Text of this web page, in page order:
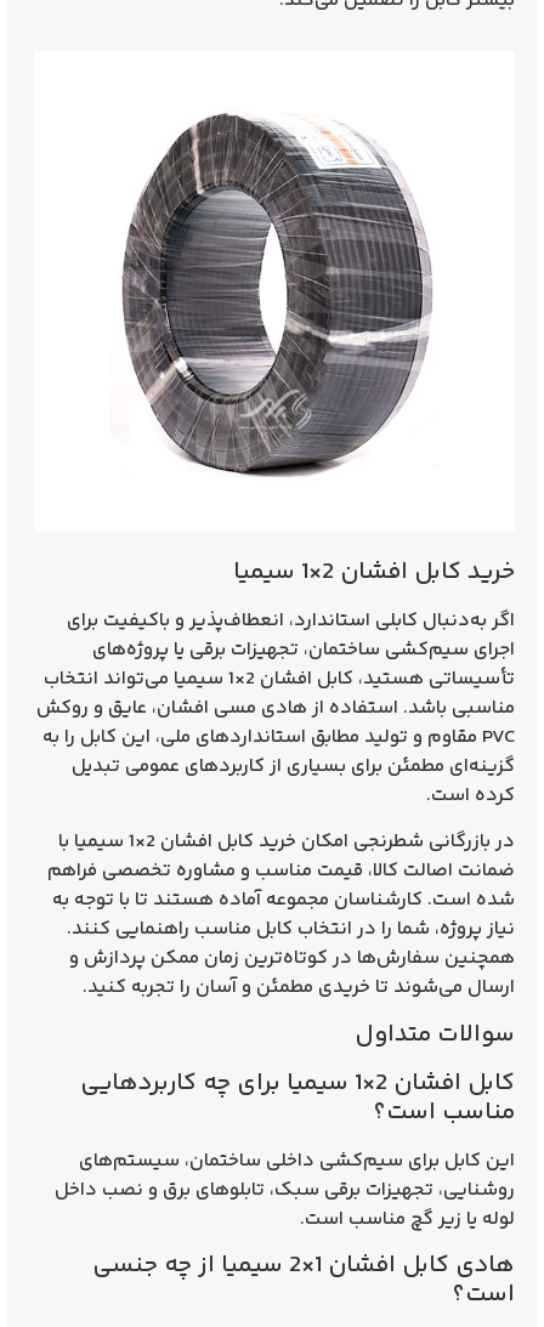
خرید کابل افشان 2×1 سیمیا
اگر به‌دنبال کابلی استاندارد، انعطاف‌پذیر و باکیفیت برای
اجرای سیم‌کشی ساختمان، تجهیزات برقی یا پروژه‌های
تأسیساتی هستید، کابل افشان 2×1 سیمیا
می‌تواند انتخاب
مناسبی باشد. استفاده از هادی مسی افشان، عایق و روکش
PVC مقاوم و تولید مطابق استانداردهای ملی، این کابل را به
گزینه‌ای مطمئن برای بسیاری از کاربردهای عمومی تبدیل
کرده است.
دربازرگانی شطرنجی
امکان خرید کابل افشان 2×1 سیمیا با
ضمانت اصالت کالا، قیمت مناسب و مشاوره تخصصی فراهم
شده است. کارشناسان مجموعه آماده هستند تا با توجه به
نیاز پروژه، شما را در انتخاب کابل مناسب راهنمایی کنند.
همچنین سفارش‌ها در کوتاه‌ترین زمان ممکن پردازش و
ارسال می‌شوند تا خریدی مطمئن و آسان را تجربه کنید.
سوالات متداول
کابل افشان 2×1 سیمیا برای چه کاربردهایی
مناسب است؟
این کابل برای سیم‌کشی داخلی ساختمان، سیستم‌های
روشنایی، تجهیزات برقی سبک، تابلوهای برق و نصب داخل
لوله یا زیر گچ مناسب است.
هادی کابل افشان 1×2 سیمیا از چه جنسی
است؟